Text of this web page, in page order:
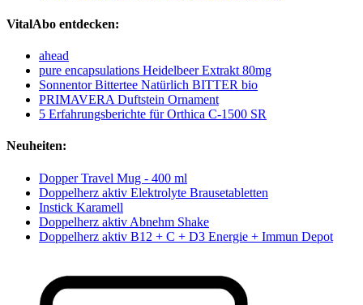
VitalAbo entdecken:
ahead
pure encapsulations Heidelbeer Extrakt 80mg
Sonnentor Bittertee Natürlich BITTER bio
PRIMAVERA Duftstein Ornament
5 Erfahrungsberichte für Orthica C-1500 SR
Neuheiten:
Dopper Travel Mug - 400 ml
Doppelherz aktiv Elektrolyte Brausetabletten
Instick Karamell
Doppelherz aktiv Abnehm Shake
Doppelherz aktiv B12 + C + D3 Energie + Immun Depot